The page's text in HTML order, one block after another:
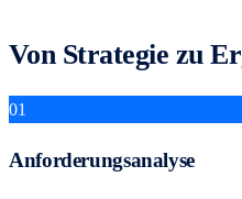
Von Strategie zu
01
Anforderungsanalyse